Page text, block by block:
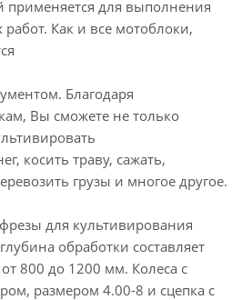
для выполнения
работ. Как и все мотоблоки,
Благодаря
Вы сможете не только
косить траву, сажать,
грузы и многое другое.
для культивирования
обработки составляет
800 до 1200 мм. Колеса с
размером 4.00-8 и сцепка с